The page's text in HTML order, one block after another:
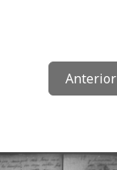
Anterior